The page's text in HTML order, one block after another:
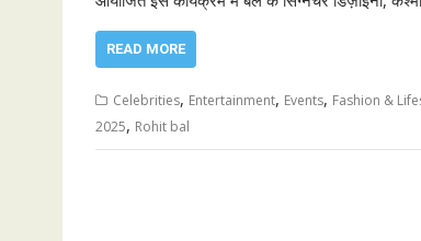
READ MORE
Celebrities, Entertainment, Events, Fashion &
2025, Rohit bal